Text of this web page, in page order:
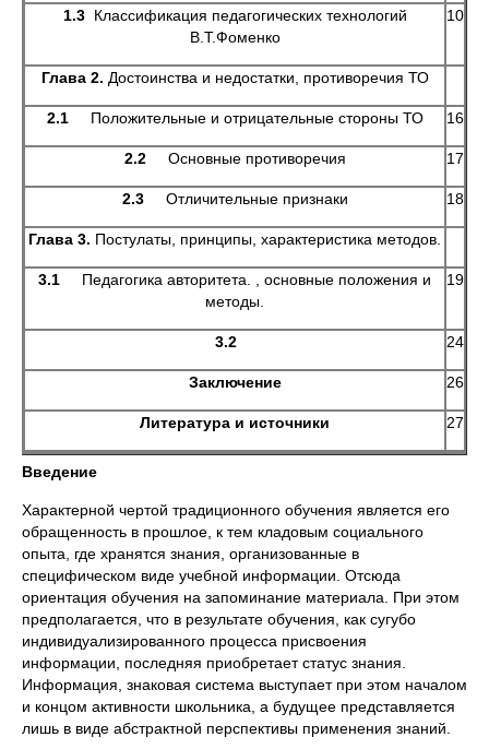
1.3 Классификация педагогических технологий
В.Т.Фоменко
10
Глава 2. Достоинства и недостатки, противоречия ТО
2.1Положительные и отрицательные стороны ТО 16
2.2Основные противоречия 17
2.3 Отличительные признаки 18
Глава 3. Постулаты, принципы, характеристика методов.
3.1 Педагогика авторитета. , основные положения и
методы.
19
3.2 24
Заключение 26
Литература и источники 27
Введение
Характерной чертой традиционного обучения является его
обращенность в прошлое, к тем кладовым социального
опыта, где хранятся знания, организованные в
специфическом виде учебной информации. Отсюда
ориентация обучения на запоминание материала. При этом
предполагается, что в результате обучения, как сугубо
индивидуализированного процесса присвоения
информации, последняя приобретает статус знания.
Информация, знаковая система выступает при этом началом
и концом активности школьника, а будущее представляется
лишь в виде абстрактной перспективы применения знаний.